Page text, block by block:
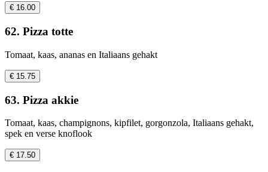
€ 16.00
62. Pizza totte
Tomaat, kaas, ananas en Italiaans gehakt
€ 15.75
63. Pizza akkie
Tomaat, kaas, champignons, kipfilet, gorgonzola, Italiaans gehakt,
spek en verse knoflook
€ 17.50